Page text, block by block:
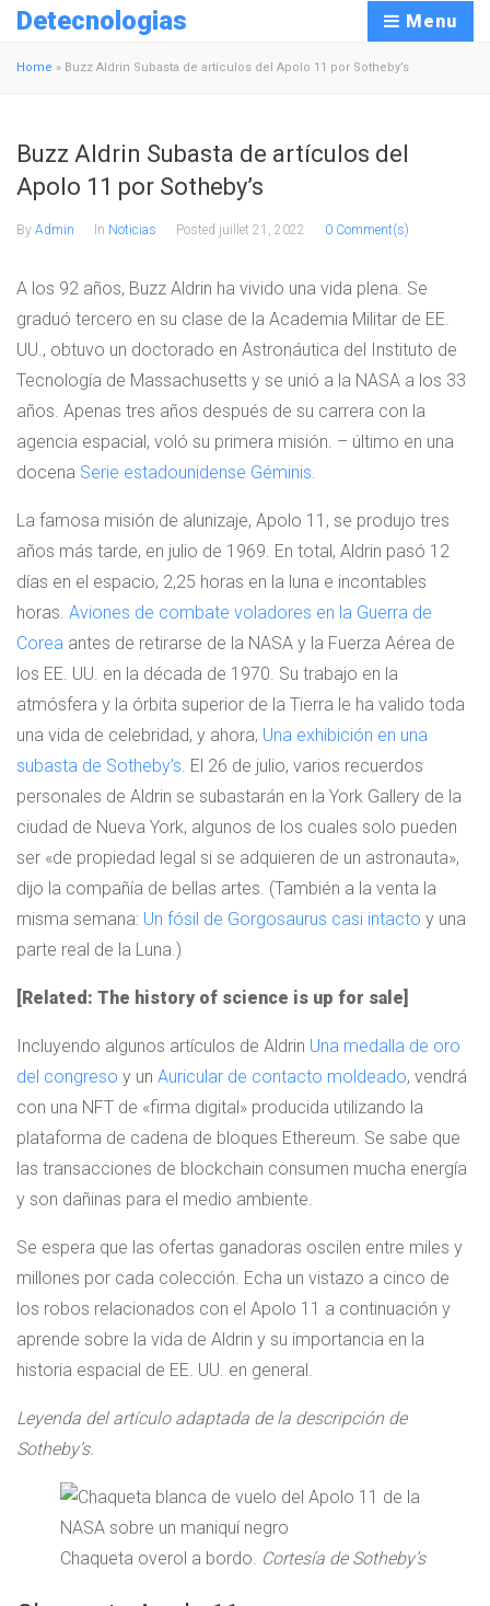
Detecnologias Menu
Home » Buzz Aldrin Subasta de artículos del Apolo 11 por Sotheby’s
Buzz Aldrin Subasta de artículos del
Apolo 11 por Sotheby’s
By Admin In Noticias Posted juillet 21, 2022 0 Comment(s)
A los 92 años, Buzz Aldrin ha vivido una vida plena. Se
graduó tercero en su clase de la Academia Militar de EE.
UU., obtuvo un doctorado en Astronáutica del Instituto de
Tecnología de Massachusetts y se unió a la NASA a los 33
años. Apenas tres años después de su carrera con la
agencia espacial, voló su primera misión. – último en una
docena Serie estadounidense Géminis.
La famosa misión de alunizaje, Apolo 11, se produjo tres
años más tarde, en julio de 1969. En total, Aldrin pasó 12
días en el espacio, 2,25 horas en la luna e incontables
horas. Aviones de combate voladores en la Guerra de
Corea antes de retirarse de la NASA y la Fuerza Aérea de
los EE. UU. en la década de 1970. Su trabajo en la
atmósfera y la órbita superior de la Tierra le ha valido toda
una vida de celebridad, y ahora, Una exhibición en una
subasta de Sotheby’s. El 26 de julio, varios recuerdos
personales de Aldrin se subastarán en la York Gallery de la
ciudad de Nueva York, algunos de los cuales solo pueden
ser «de propiedad legal si se adquieren de un astronauta»,
dijo la compañía de bellas artes. (También a la venta la
misma semana: Un fósil de Gorgosaurus casi intacto y una
parte real de la Luna.)
[Related: The history of science is up for sale]
Incluyendo algunos artículos de Aldrin Una medalla de oro
del congreso y un Auricular de contacto moldeado, vendrá
con una NFT de «firma digital» producida utilizando la
plataforma de cadena de bloques Ethereum. Se sabe que
las transacciones de blockchain consumen mucha energía
y son dañinas para el medio ambiente.
Se espera que las ofertas ganadoras oscilen entre miles y
millones por cada colección. Echa un vistazo a cinco de
los robos relacionados con el Apolo 11 a continuación y
aprende sobre la vida de Aldrin y su importancia en la
historia espacial de EE. UU. en general.
Leyenda del artículo adaptada de la descripción de
Sotheby’s.
Chaqueta overol a bordo. Cortesía de Sotheby’s